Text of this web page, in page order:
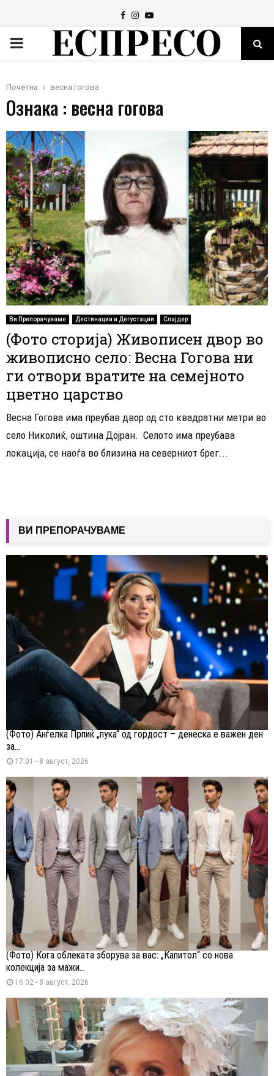
Facebook
Instagram
Youtube
PRIMARY
Почетна весна гогова
Ознака : весна гогова
Ви Препорачуваме Дестинации и Дегустации Слајдер
(Фото сторија) Живописен двор во
живописно село: Весна Гогова ни
ги отвори вратите на семејното
цветно царство
Весна Гогова има преубав двор од сто квадратни метри во
село Николиќ, оштина Дојран. Селото има преубава
локација, се наоѓа во близина на северниот брег...
ВИ ПРЕПОРАЧУВАМЕ
(Фото) Анѓелка Прпиќ „пука“ од гордост – денеска е важен ден
за...
17:01 - 8 август, 2026
(Фото) Кога облеката зборува за вас: „Капитол“ со нова
колекција за мажи...
16:02 - 8 август, 2026